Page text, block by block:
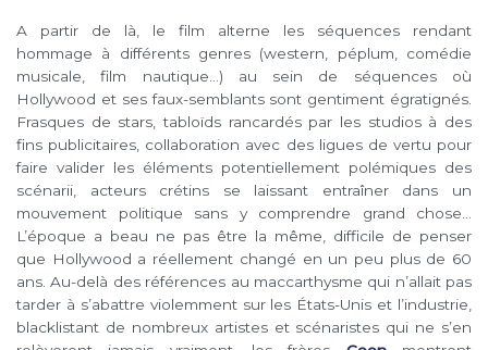
A partir de là, le film alterne les séquences rendant
hommage à différents genres (western, péplum, comédie
musicale, film nautique…) au sein de séquences où
Hollywood et ses faux-semblants sont gentiment égratignés.
Frasques de stars, tabloïds rancardés par les studios à des
fins publicitaires, collaboration avec des ligues de vertu pour
faire valider les éléments potentiellement polémiques des
scénarii, acteurs crétins se laissant entraîner dans un
mouvement politique sans y comprendre grand chose…
L’époque a beau ne pas être la même, difficile de penser
que Hollywood a réellement changé en un peu plus de 60
ans. Au-delà des références au maccarthysme qui n’allait pas
tarder à s’abattre violemment sur les États-Unis et l’industrie,
blacklistant de nombreux artistes et scénaristes qui ne s’en